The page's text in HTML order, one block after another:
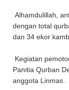
Alhamdulillah,
dengan total
dan 34 ekor
Kegiatan
Panitia Qurban
anggota Linmas.